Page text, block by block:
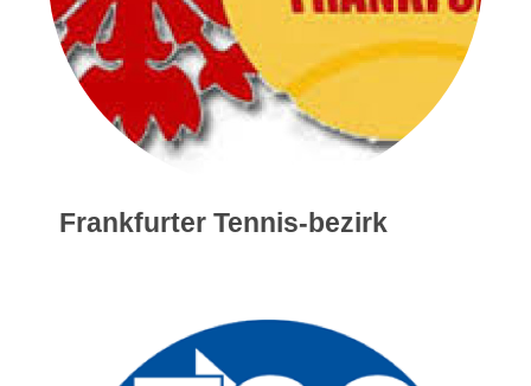
Frankfurter Tennis-bezirk